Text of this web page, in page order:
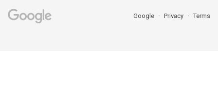
Google Privacy Terms